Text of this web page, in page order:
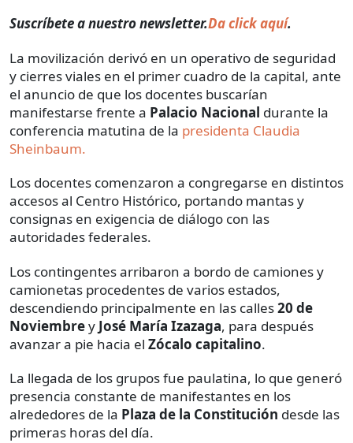
Suscríbete a nuestro newsletter.Da click aquí.
La movilización derivó en un operativo de seguridad
y cierres viales en el primer cuadro de la capital, ante
el anuncio de que los docentes buscarían
manifestarse frente a Palacio Nacional durante la
conferencia matutina de la presidenta Claudia
Sheinbaum.
Los docentes comenzaron a congregarse en distintos
accesos al Centro Histórico, portando mantas y
consignas en exigencia de diálogo con las
autoridades federales.
Los contingentes arribaron a bordo de camiones y
camionetas procedentes de varios estados,
descendiendo principalmente en las calles20 de
Noviembrey José María Izazaga, para después
avanzar a pie hacia el Zócalo capitalino.
La llegada de los grupos fue paulatina, lo que generó
presencia constante de manifestantes en los
alrededores de la Plaza de la Constitución desde las
primeras horas del día.